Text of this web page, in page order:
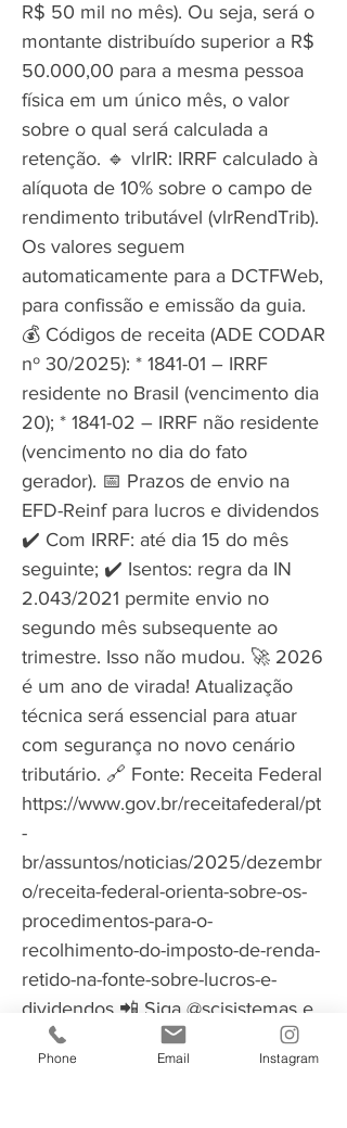
R$ 50 mil no mês). Ou seja, será o
montante distribuído superior a R$
50.000,00 para a mesma pessoa
física em um único mês, o valor
sobre o qual será calculada a
retenção. 🔹 vlrIR: IRRF calculado à
alíquota de 10% sobre o campo de
rendimento tributável (vlrRendTrib).
Os valores seguem
automaticamente para a DCTFWeb,
para confissão e emissão da guia.
💰 Códigos de receita (ADE CODAR
nº 30/2025): * 1841-01 – IRRF
residente no Brasil (vencimento dia
20); * 1841-02 – IRRF não residente
(vencimento no dia do fato
gerador). 📅 Prazos de envio na
EFD-Reinf para lucros e dividendos
✔️ Com IRRF: até dia 15 do mês
seguinte; ✔️ Isentos: regra da IN
2.043/2021 permite envio no
segundo mês subsequente ao
trimestre. Isso não mudou. 🚀 2026
é um ano de virada! Atualização
técnica será essencial para atuar
com segurança no novo cenário
tributário. 🔗 Fonte: Receita Federal
https://www.gov.br/receitafederal/pt
-
br/assuntos/noticias/2025/dezembr
o/receita-federal-orienta-sobre-os-
procedimentos-para-o-
recolhimento-do-imposto-de-renda-
retido-na-fonte-sobre-lucros-e-
dividendos 📲 Siga @scisistemas e
prepare seus clientes sem sufoco.
por Carla Lidiane Müller Moritz
Phone Email Instagram